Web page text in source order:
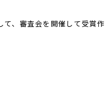
て、審査会を開催して受賞作